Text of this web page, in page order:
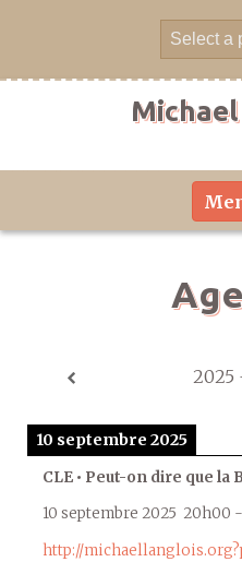
2025
10 septembre 2025
CLE • Peut-on dire que la
10 septembre 2025 20h00 -
http://